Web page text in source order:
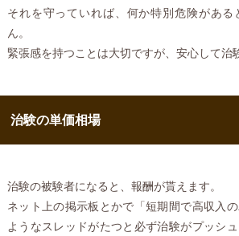
それを守っていれば、何か特別危険がある
ん。
緊張感を持つことは大切ですが、安心して治
治験の単価相場
治験の被験者になると、報酬が貰えます。
ネット上の掲示板とかで「短期間で高収入
ようなスレッドがたつと必ず治験がプッシ